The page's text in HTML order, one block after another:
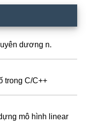
dương n.
trong C/C++
mô hình linear